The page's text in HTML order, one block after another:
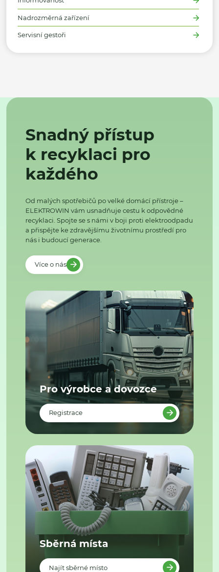
Nadrozměrná zařízení
Servisní gestoři
Snadný přístup
k recyklaci pro
každého
Od malých spotřebičů po velké domácí přístroje –
ELEKTROWIN vám usnadňuje cestu k odpovědné
recyklaci. Spojte se s námi v boji proti elektroodpadu
a přispějte ke zdravějšímu životnímu prostředí pro
nás i budoucí generace.
Více o nás
Pro výrobce a dovozce
Registrace
Sběrná místa
Najít sběrné místo